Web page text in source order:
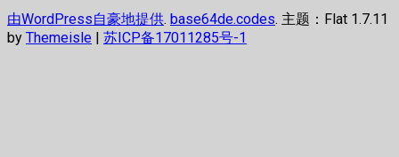
由WordPress自豪地提供. base64de.codes. 主题：Flat 1.7.11
by Themeisle | 苏ICP备17011285号-1